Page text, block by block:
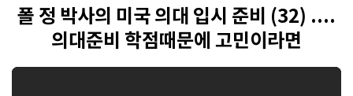
폴 정 박사의 미국 의대 입시 준비 (32) ....
의대준비 학점때문에 고민이라면